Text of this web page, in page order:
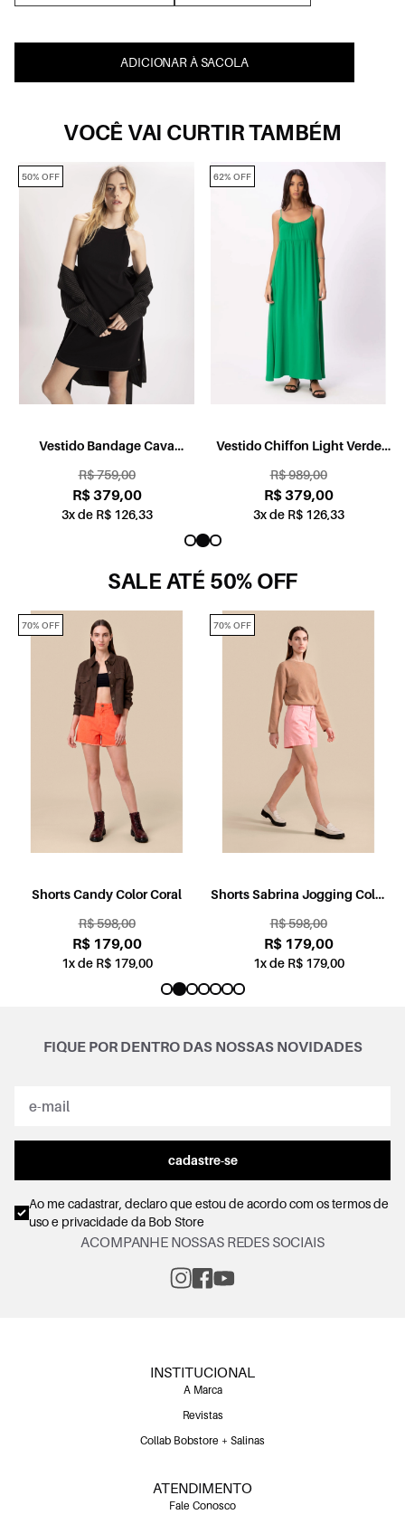
ADICIONAR À SACOLA
VOCÊ VAI CURTIR TAMBÉM
Vestido Bandage Cava
R$ 759,00
R$ 379,00
3x de R$ 126,33
50% OFF
Vestido Chiffon Light Verde
R$ 989,00
R$ 379,00
3x de R$ 126,33
62% OFF
SALE ATÉ 50% OFF
Shorts Candy Color Coral
R$ 598,00
R$ 179,00
1x de R$ 179,00
70% OFF
Shorts Sabrina Jogging Color
R$ 598,00
R$ 179,00
1x de R$ 179,00
70% OFF
FIQUE POR DENTRO DAS NOSSAS NOVIDADES
cadastre-se
Ao me cadastrar, declaro que estou de acordo com ostermos de
uso e privacidadeda Bob Store
ACOMPANHE NOSSAS REDES SOCIAIS
INSTITUCIONAL
A Marca
Revistas
Collab Bobstore + Salinas
ATENDIMENTO
Fale Conosco